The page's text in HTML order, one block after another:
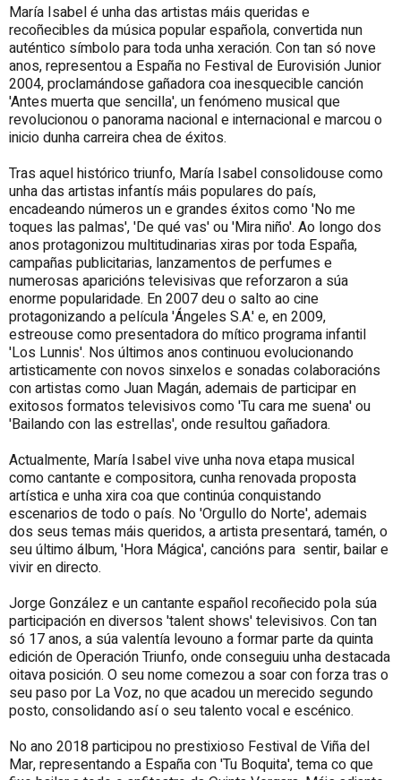
María Isabel é unha das artistas máis queridas e
recoñecibles da música popular española, convertida nun
auténtico símbolo para toda unha xeración. Con tan só nove
anos, representou a España no Festival de Eurovisión Junior
2004, proclamándose gañadora coa inesquecible canción
'Antes muerta que sencilla', un fenómeno musical que
revolucionou o panorama nacional e internacional e marcou o
inicio dunha carreira chea de éxitos.
Tras aquel histórico triunfo, María Isabel consolidouse como
unha das artistas infantís máis populares do país,
encadeando números un e grandes éxitos como 'No me
toques las palmas', 'De qué vas' ou 'Mira niño'. Ao longo dos
anos protagonizou multitudinarias xiras por toda España,
campañas publicitarias, lanzamentos de perfumes e
numerosas aparicións televisivas que reforzaron a súa
enorme popularidade. En 2007 deu o salto ao cine
protagonizando a película 'Ángeles S.A.' e, en 2009,
estreouse como presentadora do mítico programa infantil
'Los Lunnis'. Nos últimos anos continuou evolucionando
artisticamente con novos sinxelos e sonadas colaboracións
con artistas como Juan Magán, ademais de participar en
exitosos formatos televisivos como 'Tu cara me suena' ou
'Bailando con las estrellas', onde resultou gañadora.
Actualmente, María Isabel vive unha nova etapa musical
como cantante e compositora, cunha renovada proposta
artística e unha xira coa que continúa conquistando
escenarios de todo o país. No 'Orgullo do Norte', ademais
dos seus temas máis queridos, a artista presentará, tamén, o
seu último álbum, 'Hora Mágica', cancións para sentir, bailar e
vivir en directo.
Jorge González e un cantante español recoñecido pola súa
participación en diversos 'talent shows' televisivos. Con tan
só 17 anos, a súa valentía levouno a formar parte da quinta
edición de Operación Triunfo, onde conseguiu unha destacada
oitava posición. O seu nome comezou a soar con forza tras o
seu paso por La Voz, no que acadou un merecido segundo
posto, consolidando así o seu talento vocal e escénico.
No ano 2018 participou no prestixioso Festival de Viña del
Mar, representando a España con 'Tu Boquita', tema co que